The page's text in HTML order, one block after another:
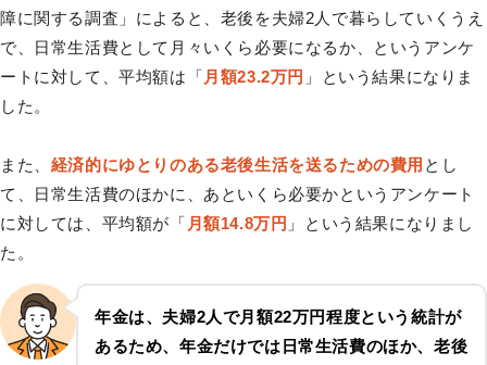
障に関する調査」によると、老後を夫婦2人で暮らしていくうえ
で、日常生活費として月々いくら必要になるか、というアンケ
ートに対して、平均額は「 月額23.2万円 」という結果になりま
した。
また、 経済的にゆとりのある老後生活を送るための費用 とし
て、日常生活費のほかに、あといくら必要かというアンケート
に対しては、平均額が「 月額14.8万円 」という結果になりまし
た。
年金は、夫婦2人で月額22万円程度という統計が
あるため、年金だけでは日常生活費のほか、老後